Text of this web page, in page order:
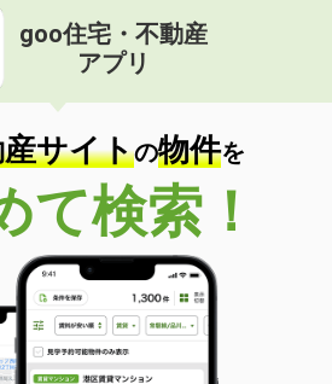
goo住宅・不動産
アプリ
サイトの物件を
て検索！